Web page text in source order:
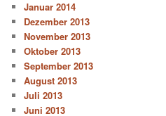
Januar 2014
Dezember 2013
November 2013
Oktober 2013
September 2013
August 2013
Juli 2013
Juni 2013